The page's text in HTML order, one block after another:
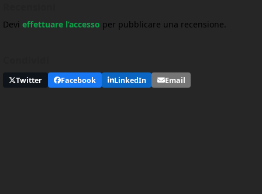
Devi effettuare l’accesso per pubblicare una recensione.
Twitter Facebook LinkedIn Email